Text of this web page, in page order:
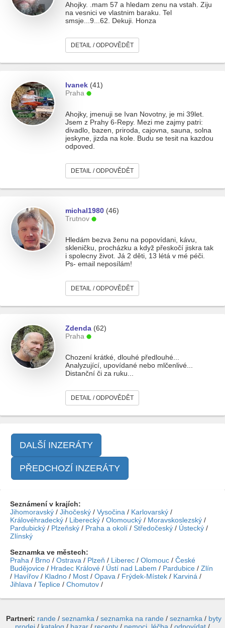
Ahojky. .mam 57 a hledam zenu na vstah. Ziju
na vesnici ve vlastnim baraku. Tel
smsje...9...62. Dekuji. Honza
DETAIL / ODPOVĚDĚT
Ivanek (41)
Praha
Ahojky, jmenuji se Ivan Novotny, je mi 39let.
Jsem z Prahy 6-Repy. Mezi me zajmy patri:
divadlo, bazen, priroda, cajovna, sauna, solna
jeskyne, jizda na kole. Budu se tesit na kazdou
odpoved.
DETAIL / ODPOVĚDĚT
michal1980 (46)
Trutnov
Hledám bezva ženu na popovídani, kávu,
skleničku, procházku a když přeskočí jiskra tak
i spolecny život. Já 2 děti, 13 létá v mé péči.
Ps- email neposílám!
DETAIL / ODPOVĚDĚT
Zdenda (62)
Praha
Chození krátké, dlouhé předlouhé...
Analyzující, upovídané nebo mlčenlivé...
Distanční či za ruku...
DETAIL / ODPOVĚDĚT
DALŠÍ INZERÁTY
PŘEDCHOZÍ INZERÁTY
Seznámení v krajích:
Jihomoravský / Jihočeský / Vysočina / Karlovarský /
Královéhradecký / Liberecký / Olomoucký / Moravskoslezský /
Pardubický / Plzeňský / Praha a okolí / Středočeský / Ústecký /
Zlínský
Seznamka ve městech:
Praha / Brno / Ostrava / Plzeň / Liberec / Olomouc / České
Budějovice / Hradec Králové / Ústí nad Labem / Pardubice / Zlín
/ Havířov / Kladno / Most / Opava / Frýdek-Místek / Karviná /
Jihlava / Teplice / Chomutov /
Partneri: rande/ seznamka / seznamka na rande/ seznamka / byty